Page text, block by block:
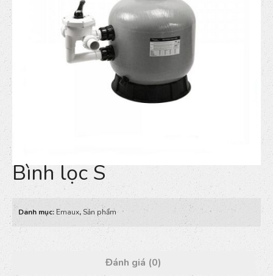
Bình lọc S
Danh mục: Emaux,Sản phẩm
Đánh giá (0)